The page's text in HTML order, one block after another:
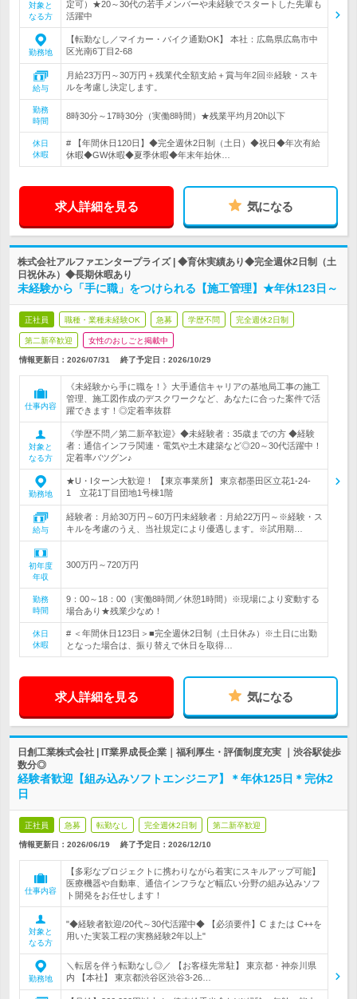
対象と
なる方
定可）★20～30代の若手メンバーや未経験でスタートした先輩も
活躍中
勤務地
【転勤なし／マイカー・バイク通勤OK】 本社：広島県広島市中
区光南6丁目2-68
給与
月給23万円～30万円＋残業代全額支給＋賞与年2回※経験・スキ
ルを考慮し決定します。
勤務
時間
8時30分～17時30分（実働8時間）★残業平均月20h以下
休日
休暇
# 【年間休日120日】◆完全週休2日制（土日）◆祝日◆年次有給
休暇◆GW休暇◆夏季休暇◆年末年始休…
求人詳細を見る 気になる
株式会社アルファエンタープライズ | ◆育休実績あり◆完全週休2日制（土
日祝休み）◆長期休暇あり
未経験から「手に職」をつけられる【施工管理】★年休123日～
正社員 職種・業種未経験OK 急募 学歴不問 完全週休2日制
第二新卒歓迎 女性のおしごと掲載中
情報更新日：2026/07/31 終了予定日： 2026/10/29
仕事内容
《未経験から手に職を！》大手通信キャリアの基地局工事の施工
管理、施工図作成のデスクワークなど、あなたに合った案件で活
躍できます！◎定着率抜群
対象と
なる方
《学歴不問／第二新卒歓迎》◆未経験者：35歳までの方 ◆経験
者：通信インフラ関連・電気や土木建築など◎20～30代活躍中！
定着率バツグン♪
勤務地
★U・Iターン大歓迎！ 【東京事業所】 東京都墨田区立花1-24-
1 立花1丁目団地1号棟1階
給与
経験者：月給30万円～60万円未経験者：月給22万円～※経験・ス
キルを考慮のうえ、当社規定により優遇します。※試用期…
初年度
年収
300万円～720万円
勤務
時間
9：00～18：00（実働8時間／休憩1時間）※現場により変動する
場合あり★残業少なめ！
休日
休暇
# ＜年間休日123日＞■完全週休2日制（土日休み）※土日に出勤
となった場合は、振り替えで休日を取得…
求人詳細を見る 気になる
日創工業株式会社 | IT業界成長企業｜福利厚生・評価制度充実 ｜渋谷駅徒歩
数分◎
経験者歓迎【組み込みソフトエンジニア】＊年休125日＊完休2
日
正社員 急募 転勤なし 完全週休2日制 第二新卒歓迎
情報更新日：2026/06/19 終了予定日： 2026/12/10
仕事内容
【多彩なプロジェクトに携わりながら着実にスキルアップ可能】
医療機器や自動車、通信インフラなど幅広い分野の組み込みソフ
ト開発をお任せします！
対象と
なる方
"◆経験者歓迎/20代～30代活躍中◆ 【必須要件】C または C++を
用いた実装工程の実務経験2年以上"
勤務地
＼転居を伴う転勤なし◎／ 【お客様先常駐】 東京都・神奈川県
内 【本社】 東京都渋谷区渋谷3-26…